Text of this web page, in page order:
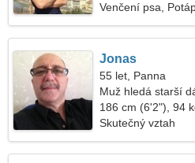
Venčení psa,
Jonas
55 let, Panna
Muž hledá starší
186 cm (6'2"), 94
Skutečný vztah